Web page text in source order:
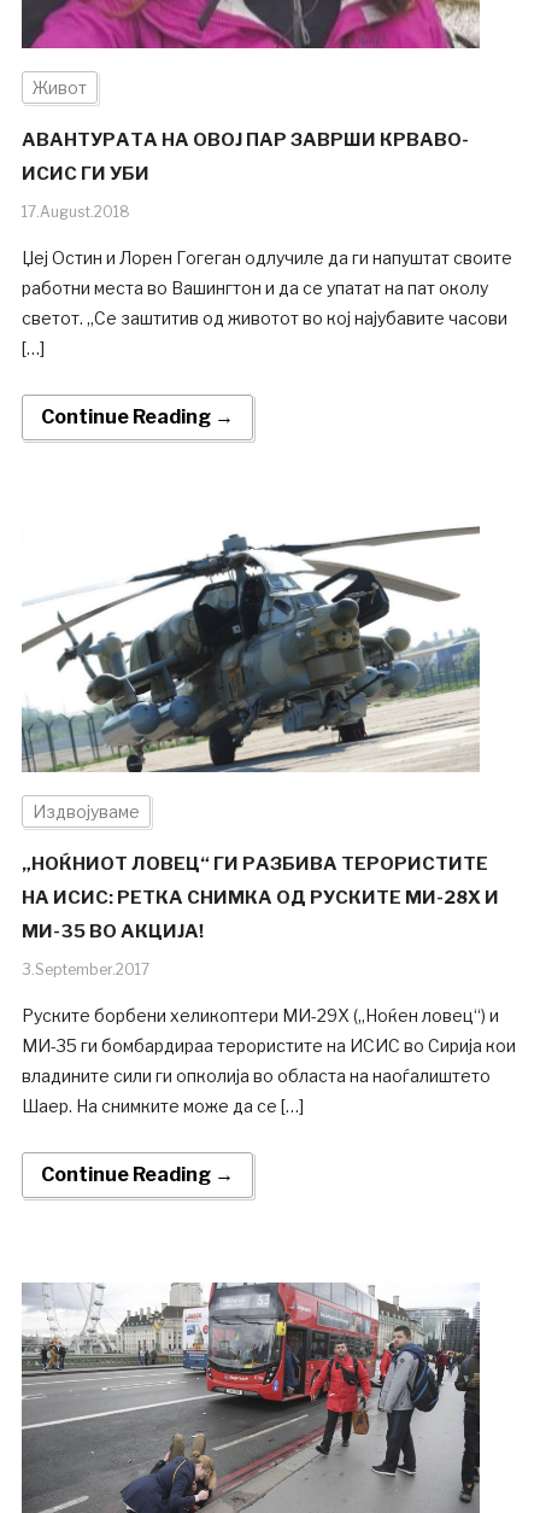
Живот
АВАНТУРАТА НА ОВОЈ ПАР ЗАВРШИ КРВАВО-
ИСИС ГИ УБИ
17.August.2018
Џеј Остин и Лорен Гогеган одлучиле да ги напуштат своите
работни места во Вашингтон и да се упатат на пат околу
светот. „Се заштитив од животот во кој најубавите часови
[…]
Continue Reading →
Издвојуваме
„НОЌНИОТ ЛОВЕЦ“ ГИ РАЗБИВА ТЕРОРИСТИТЕ
НА ИСИС: РЕТКА СНИМКА ОД РУСКИТЕ МИ-28Х И
МИ-35 ВО АКЦИЈА!
3.September.2017
Руските борбени хеликоптери МИ-29Х („Ноќен ловец“) и
МИ-35 ги бомбардираа терористите на ИСИС во Сирија кои
владините сили ги опколија во областа на наоѓалиштето
Шаер. На снимките може да се […]
Continue Reading →